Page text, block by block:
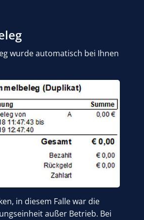
wurde automatisch bei Ihnen
in diesem Falle war die
außer Betrieb. Bei